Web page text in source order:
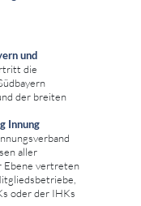
und
die
der breiten
Innung
aller
Ebene vertreten
oder der IHKs